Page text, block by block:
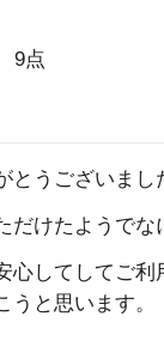
点
とうございまし
だけたようでな
心してしてご利
うと思います。